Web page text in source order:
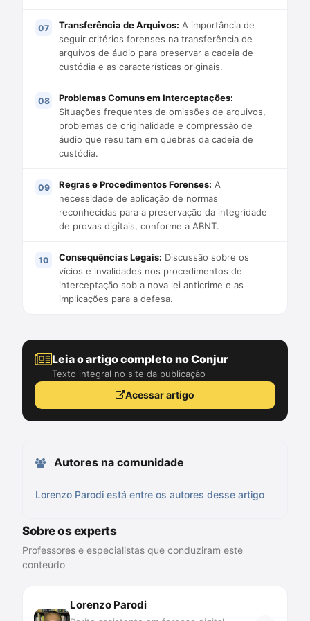
Transferência de Arquivos: A importância de
seguir critérios forenses na transferência de
arquivos de áudio para preservar a cadeia de
custódia e as características originais.
Problemas Comuns em Interceptações:
Situações frequentes de omissões de arquivos,
problemas de originalidade e compressão de
áudio que resultam em quebras da cadeia de
custódia.
Regras e Procedimentos Forenses: A
necessidade de aplicação de normas
reconhecidas para a preservação da integridade
de provas digitais, conforme a ABNT.
Consequências Legais: Discussão sobre os
vícios e invalidades nos procedimentos de
interceptação sob a nova lei anticrime e as
implicações para a defesa.
Leia o artigo completo no Conjur
Texto integral no site da publicação
Acessar artigo
Autores na comunidade
Lorenzo Parodi está entre os autores desse artigo
Sobre os experts
Professores e especialistas que conduziram este
conteúdo
Lorenzo Parodi